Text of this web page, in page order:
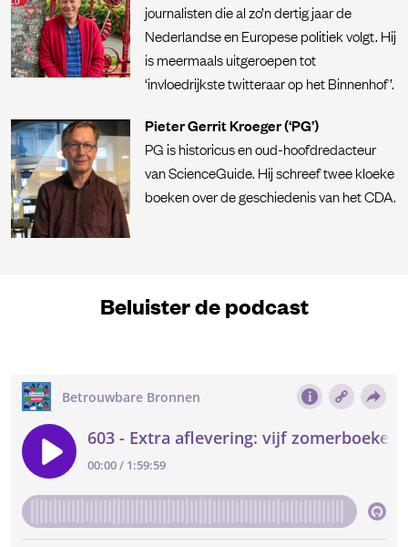
journalisten die al zo’n dertig jaar de
Nederlandse en Europese politiek volgt. Hij
is meermaals uitgeroepen tot
‘invloedrijkste twitteraar op het Binnenhof’.
Pieter Gerrit Kroeger (‘PG’)
PG is historicus en oud-hoofdredacteur
van ScienceGuide. Hij schreef twee kloeke
boeken over de geschiedenis van het CDA.
Beluister de podcast